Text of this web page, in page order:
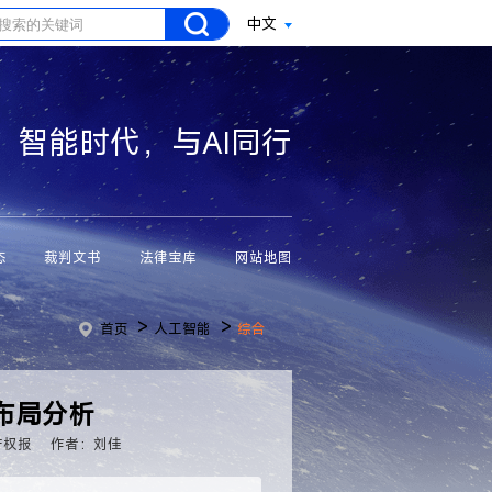
中文
智能时代，与AI同行
裁判文书 法律宝库 网站地图
首页 >人工智能 >综合
局分析
报 作者：刘佳